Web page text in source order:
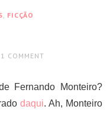
, FICÇÃO
1 COMMENT
Fernando Monteiro?
daqui. Ah, Monteiro